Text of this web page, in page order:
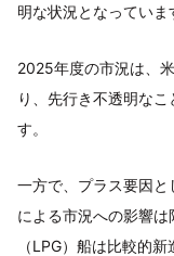
明な状況となっていま
2025年度の市況は、
り、先行き不透明な
す。
一方で、プラス要因と
による市況への影響
（LPG）船は比較的